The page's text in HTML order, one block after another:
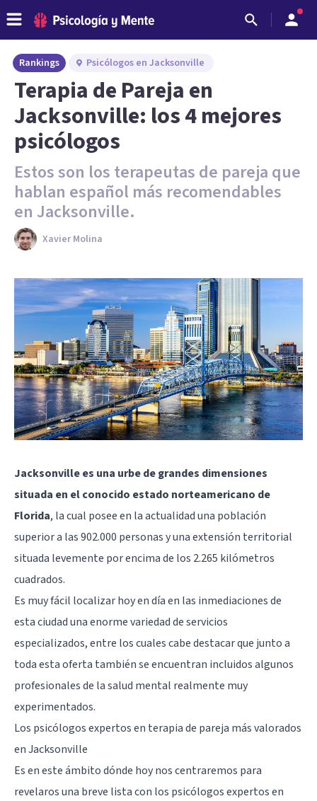
Rankings Psicólogos en Jacksonville
Terapia de Pareja en
Jacksonville: los 4 mejores
psicólogos
Estos son los terapeutas de pareja que
hablan español más recomendables
en Jacksonville.
Xavier Molina
Jacksonville es una urbe de grandes dimensiones
situada en el conocido estado norteamericano de
Florida, la cual posee en la actualidad una población
superior a las 902.000 personas y una extensión territorial
situada levemente por encima de los 2.265 kilómetros
cuadrados.
Es muy fácil localizar hoy en día en las inmediaciones de
esta ciudad una enorme variedad de servicios
especializados, entre los cuales cabe destacar que junto a
toda esta oferta también se encuentran incluidos algunos
profesionales de la salud mental realmente muy
experimentados.
Los psicólogos expertos en terapia de pareja más valorados
en Jacksonville
Es en este ámbito dónde hoy nos centraremos para
revelaros una breve lista con los psicólogos expertos en